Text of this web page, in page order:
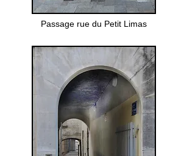
Passage rue du Petit Limas